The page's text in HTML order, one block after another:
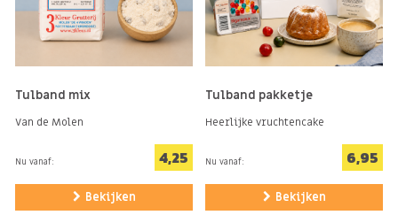
Tulband mix
Van de Molen
Nu vanaf: 4,25
Bekijken
Tulband pakketje
Heerlijke vruchtencake
Nu vanaf: 6,95
Bekijken